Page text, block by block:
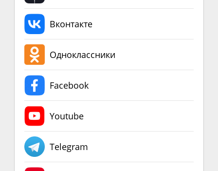
Вконтакте
Одноклассники
Facebook
Youtube
Telegram